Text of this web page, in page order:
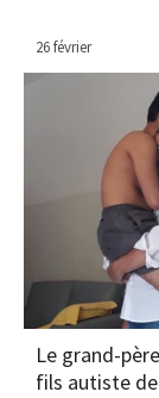
26 février
Le grand-
fils autiste